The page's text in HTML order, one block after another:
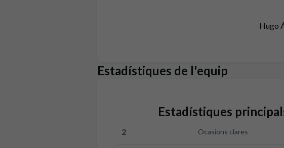
Hugo
Estadístiques de l'equip
Estadístiques
Ocasions clares:Celta 2 versus RCD Mallorca 2
2 Ocasions clares